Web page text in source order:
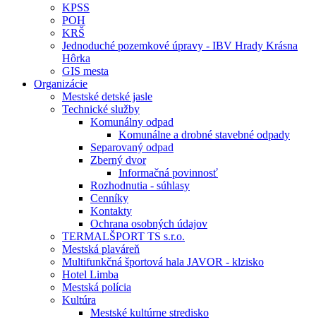
KPSS
POH
KRŠ
Jednoduché pozemkové úpravy - IBV Hrady Krásna
Hôrka
GIS mesta
Organizácie
Mestské detské jasle
Technické služby
Komunálny odpad
Komunálne a drobné stavebné odpady
Separovaný odpad
Zberný dvor
Informačná povinnosť
Rozhodnutia - súhlasy
Cenníky
Kontakty
Ochrana osobných údajov
TERMALŠPORT TS s.r.o.
Mestská plaváreň
Multifunkčná športová hala JAVOR - klzisko
Hotel Limba
Mestská polícia
Kultúra
Mestské kultúrne stredisko